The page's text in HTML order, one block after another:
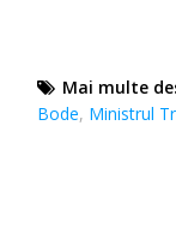
Mai multe
Bode, Ministrul